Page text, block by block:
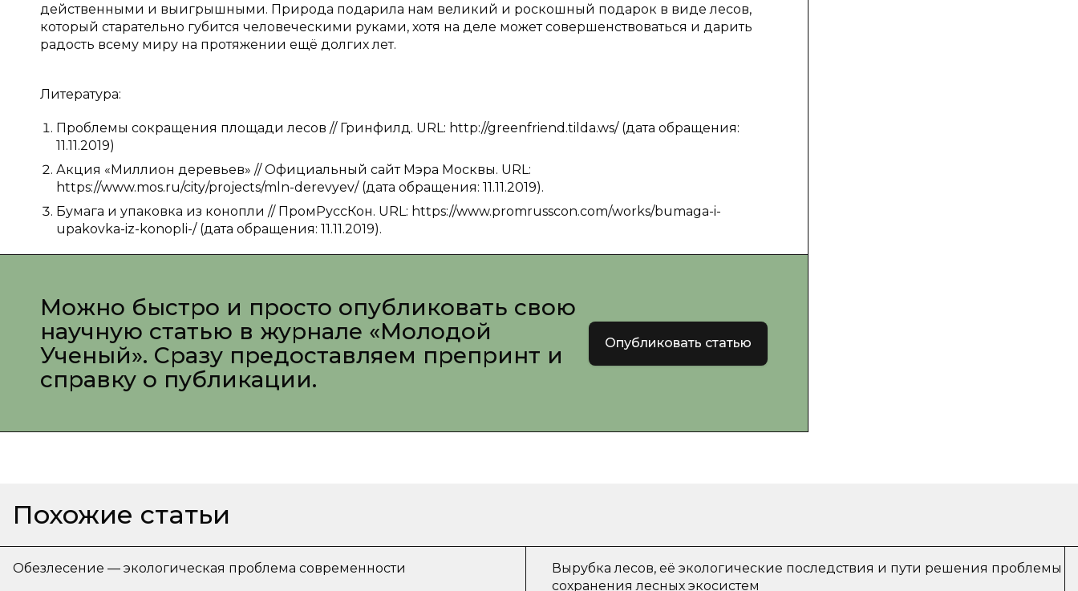
действенными и выигрышными. Природа подарила нам великий и роскошный подарок в виде лесов,
который старательно губится человеческими руками, хотя на деле может совершенствоваться и дарить
радость всему миру на протяжении ещё долгих лет.
Литература:
Проблемы сокращения площади лесов // Гринфилд. URL: http://greenfriend.tilda.ws/ (дата обращения:
11.11.2019)
Акция «Миллион деревьев» // Официальный сайт Мэра Москвы. URL:
https://www.mos.ru/city/projects/mln-derevyev/ (дата обращения: 11.11.2019).
Бумага и упаковка из конопли // ПромРуссКон. URL: https://www.promrusscon.com/works/bumaga-i-
upakovka-iz-konopli-/ (дата обращения: 11.11.2019).
Можно быстро и просто опубликовать свою
научную статью в журнале «Молодой
Ученый». Сразу предоставляем препринт и
справку о публикации.
Опубликовать статью
Похожие статьи
Обезлесение — экологическая проблема современности
Вырубка лесов, её экологические последствия и пути решения проблемы
сохранения лесных экосистем